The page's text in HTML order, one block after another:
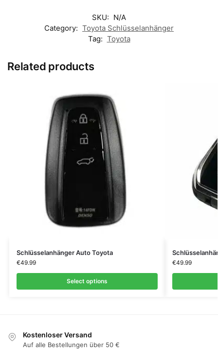
SKU: N/A
Category: Toyota Schlüsselanhänger
Tag: Toyota
Related products
Schlüsselanhänger Auto Toyota
€49.99
Select options
€49.99
Kostenloser Versand
Auf alle Bestellungen über 50 €